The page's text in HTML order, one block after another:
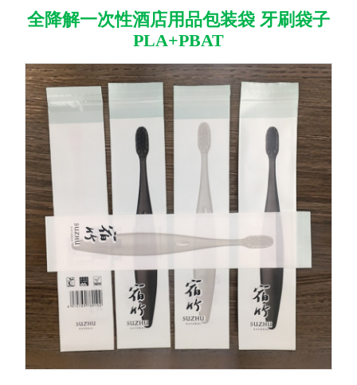
全降解一次性酒店用品包装袋 牙刷袋子
PLA+PBAT